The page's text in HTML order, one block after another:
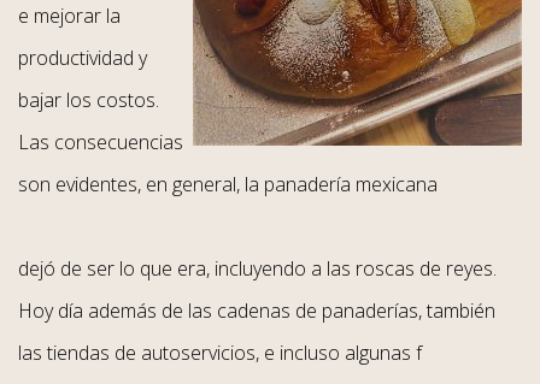
e mejorar la
productividad y
bajar los costos.
Las consecuencias
son evidentes, en general, la panadería mexicana
dejó de ser lo que era, incluyendo a las roscas de reyes.
Hoy día además de las cadenas de panaderías, también
las tiendas de autoservicios, e incluso algunas f